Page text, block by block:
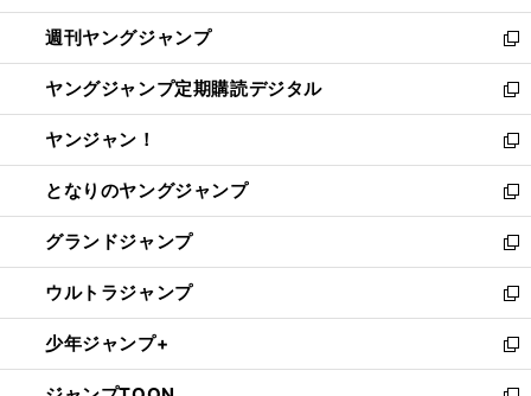
開
く
ウ
で
開
く
ン
ド
ウ
で
開
く
ウ
ィ
ン
ド
ウ
で
開
く
週刊ヤングジャンプ
新
し
い
ウ
ィ
ン
ド
ウ
で
開
く
ヤングジャンプ定期購読デジタル
新
し
い
ウ
ィ
ン
ド
ウ
で
開
く
ヤンジャン！
新
し
い
ウ
ィ
ン
ド
ウ
で
開
となりのヤングジャンプ
新
し
い
ウ
ィ
ン
ド
ウ
グランドジャンプ
新
し
い
ウ
ィ
ン
ウルトラジャンプ
新
し
い
ウ
少年ジャンプ+
新
し